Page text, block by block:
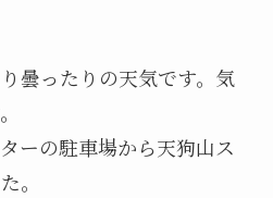
曇ったりの天気です。気
ーの駐車場から天狗山ス
。